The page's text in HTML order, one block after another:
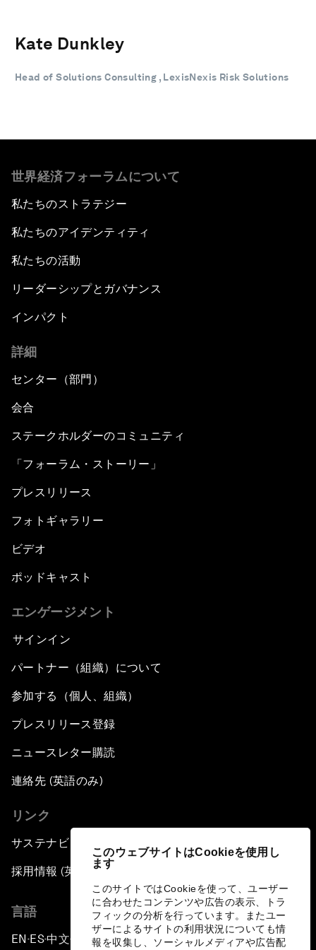
このウェブサイトはCookieを使用し
ます
このサイトではCookieを使って、ユーザー
に合わせたコンテンツや広告の表示、トラ
フィックの分析を行っています。またユー
ザーによるサイトの利用状況についても情
報を収集し、ソーシャルメディアや広告配
Kate Dunkley
Head of Solutions Consulting , LexisNexis Risk Solutions
世界経済フォーラムについて
私たちのストラテジー
私たちのアイデンティティ
私たちの活動
リーダーシップとガバナンス
インパクト
詳細
センター（部門）
会合
ステークホルダーのコミュニティ
「フォーラム・ストーリー」
プレスリリース
フォトギャラリー
ビデオ
ポッドキャスト
エンゲージメント
サインイン
パートナー（組織）について
参加する（個人、組織）
プレスリリース登録
ニュースレター購読
連絡先 (英語のみ)
リンク
サステナビリティへの取り組み
採用情報 (英語のみ)
言語
EN ▪ES▪中文▪ 日本語